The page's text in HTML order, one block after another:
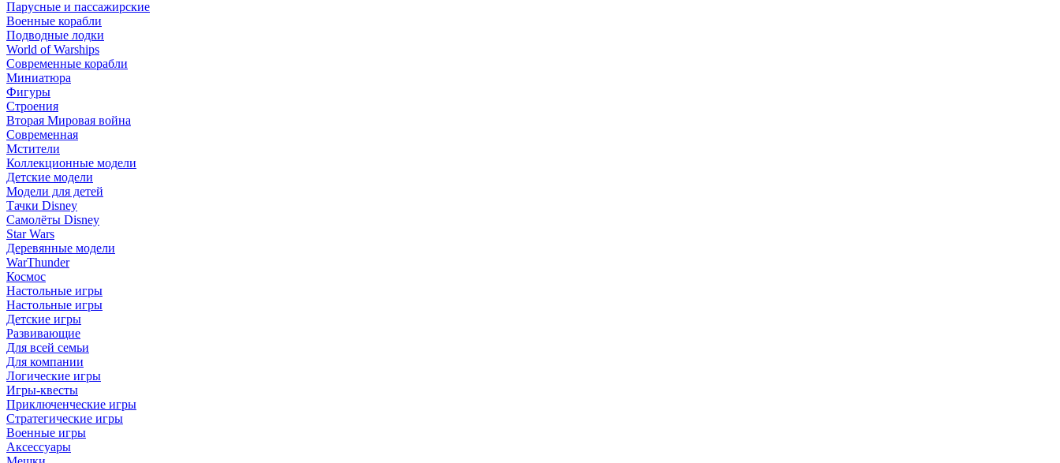
Парусные и пассажирские
Военные корабли
Подводные лодки
World of Warships
Современные корабли
Миниатюра
Фигуры
Строения
Вторая Мировая война
Современная
Мстители
Коллекционные модели
Детские модели
Модели для детей
Тачки Disney
Самолёты Disney
Star Wars
Деревянные модели
WarThunder
Космос
Настольные игры
Настольные игры
Детские игры
Развивающие
Для всей семьи
Для компании
Логические игры
Игры-квесты
Приключенческие игры
Стратегические игры
Военные игры
Аксессуары